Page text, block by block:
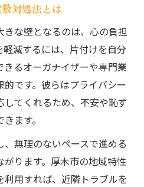
対処法とは
な壁となるのは、心の負担
減するには、片付けを自分
るオーガナイザーや専門業
です。彼らはプライバシー
てくれるため、不安や恥ず
ます。
無理のないペースで進める
がります。厚木市の地域特性
用すれば、近隣トラブルを